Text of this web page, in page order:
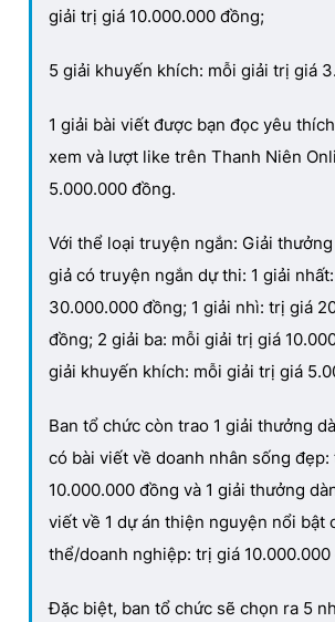
giải trị giá 10.000.000 đồng;
5 giải khuyến khích: mỗi giải trị giá
1 giải bài viết được bạn đọc yêu
xem và lượt like trên Thanh Niên
5.000.000 đồng.
Với thể loại truyện ngắn: Giải
giả có truyện ngắn dự thi: 1 giải
30.000.000 đồng; 1 giải nhì: trị giá
đồng; 2 giải ba: mỗi giải trị giá
giải khuyến khích: mỗi giải trị giá
Ban tổ chức còn trao 1 giải thưởng
có bài viết về doanh nhân sống đẹp:
10.000.000 đồng và 1 giải thưởng
viết về 1 dự án thiện nguyện nổi bật
thể/doanh nghiệp: trị giá 10.000.000
Đặc biệt, ban tổ chức sẽ chọn ra 5